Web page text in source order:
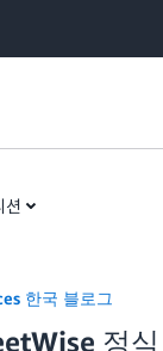
션
한국 블로그
정